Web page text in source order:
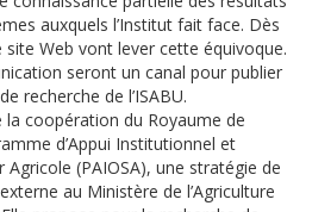
auxquels l’Institut fait face. Dès
Web vont lever cette équivoque.
seront un canal pour publier
recherche de l’ISABU.
la coopération du Royaume de
d’Appui Institutionnel et
(PAIOSA), une stratégie de
au Ministère de l’Agriculture